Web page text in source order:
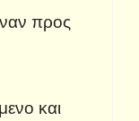
προς
και